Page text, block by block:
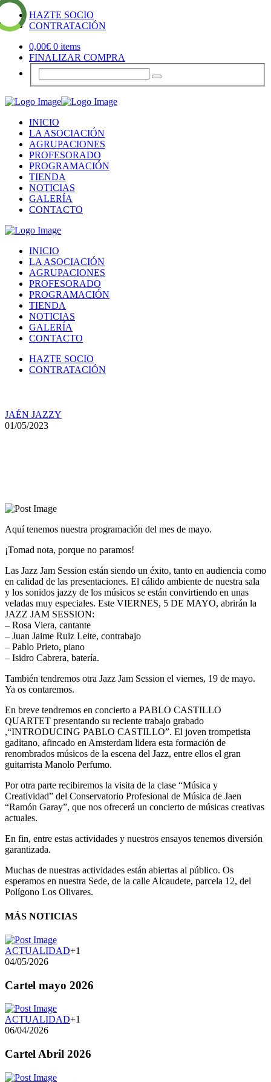
HAZTE SOCIO
CONTRATACIÓN
0,00€ 0 items
FINALIZAR COMPRA
INICIO
LA ASOCIACIÓN
AGRUPACIONES
PROFESORADO
PROGRAMACIÓN
TIENDA
NOTICIAS
GALERÍA
CONTACTO
INICIO
LA ASOCIACIÓN
AGRUPACIONES
PROFESORADO
PROGRAMACIÓN
TIENDA
NOTICIAS
GALERÍA
CONTACTO
HAZTE SOCIO
CONTRATACIÓN
JAÉN JAZZY
01/05/2023
Aquí tenemos nuestra programación del mes de mayo.
¡Tomad nota, porque no paramos!
Las Jazz Jam Session están siendo un éxito, tanto en audiencia como
en calidad de las presentaciones. El cálido ambiente de nuestra sala
y los sonidos jazzy de los músicos se están convirtiendo en unas
veladas muy especiales. Este VIERNES, 5 DE MAYO, abrirán la
JAZZ JAM SESSION:
– Rosa Viera, cantante
– Juan Jaime Ruiz Leite, contrabajo
– Pablo Prieto, piano
– Isidro Cabrera, batería.
También tendremos otra Jazz Jam Session el viernes, 19 de mayo.
Ya os contaremos.
En breve tendremos en concierto a PABLO CASTILLO
QUARTET presentando su reciente trabajo grabado
,“INTRODUCING PABLO CASTILLO”. El joven trompetista
gaditano, afincado en Amsterdam lidera esta formación de
renombrados músicos de la escena del Jazz, entre ellos el gran
guitarrista Manolo Perfumo.
Por otra parte recibiremos la visita de la clase “Música y
Creatividad” del Conservatorio Profesional de Música de Jaen
“Ramón Garay”, que nos ofrecerá un concierto de músicas creativas
actuales.
En fin, entre estas actividades y nuestros ensayos tenemos diversión
garantizada.
Muchas de nuestras actividades están abiertas al público. Os
esperamos en nuestra Sede, de la calle Alcaudete, parcela 12, del
Polígono Los Olivares.
MÁS NOTICIAS
ACTUALIDAD+1
04/05/2026
Cartel mayo 2026
ACTUALIDAD+1
06/04/2026
Cartel Abril 2026